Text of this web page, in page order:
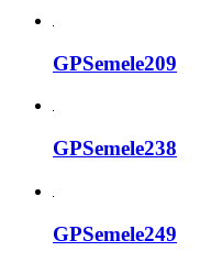
GPSemele209
GPSemele238
GPSemele249